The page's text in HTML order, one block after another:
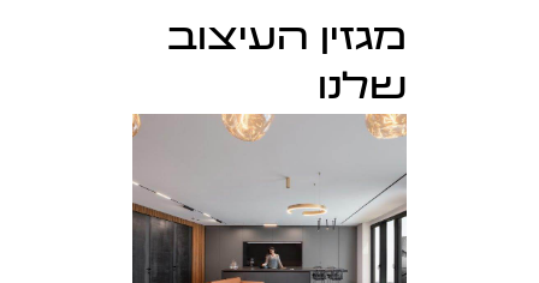
מגזין העיצוב
שלנו